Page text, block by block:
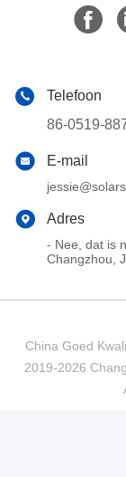
Telefoon
86-0519-
E-mail
Adres
- Nee, dat is
Changzhou,
China Goed
2019-2026